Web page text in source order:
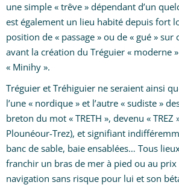
une simple « trêve » dépendant d’un
est également un lieu habité depuis fort
position de « passage » ou de « gué »
avant la création du Tréguier « moderne
« Minihy ».
Tréguier et Tréhiguier ne seraient ainsi
l’une « nordique » et l’autre « sudiste »
breton du mot « TRETH », devenu « TREZ
Plounéour-Trez), et signifiant
banc de sable, baie ensablées… Tous
franchir un bras de mer à pied ou au prix
navigation sans risque pour lui et son